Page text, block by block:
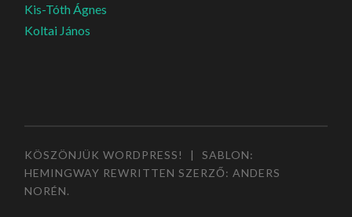
Kis-Tóth Ágnes
Koltai János
KÖSZÖNJÜK WORDPRESS! |
SABLON:
HEMINGWAY REWRITTEN SZERZŐ:ANDERS
NORÉN.